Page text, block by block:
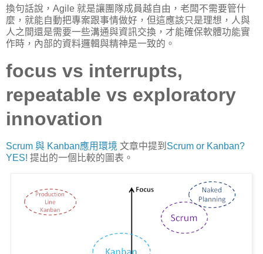
換句話說，Agile 就是讓團隊成員越自由，老闆不需要管什
麼，就能自動把專案跟事情做好，但這應該只是理想，人與
人之間還是需要一些溝通與資訊交換，才能確保軟體功能實
作時，內部的資料邏輯與精神是一致的。
focus vs interrupts,
repeatable vs exploratory
innovation
Scrum 與 Kanban應用環境 文章中提到 Scrum or Kanban?
YES! 提出的一個比較的圖表。